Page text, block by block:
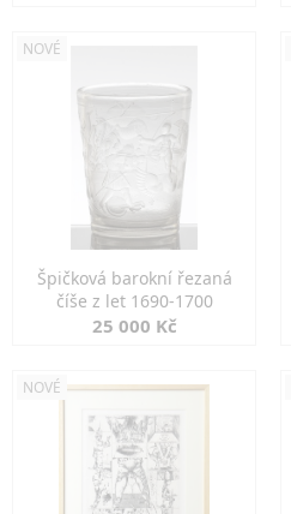
NOVÉ
Špičková barokní řezaná
číše z let 1690-1700
25 000 Kč
NOVÉ